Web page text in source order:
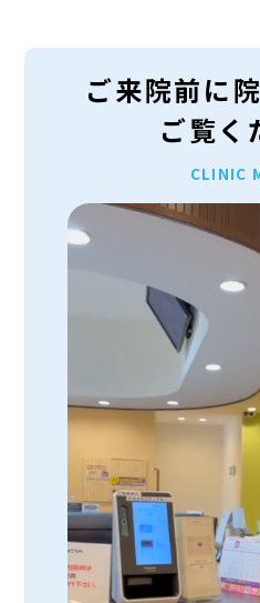
ご来院前に
ご覧く
CLINIC